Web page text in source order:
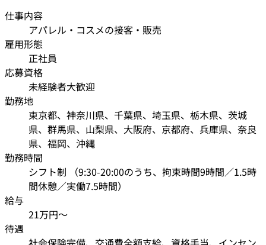
仕事内容
アパレル・コスメの接客・販売
雇用形態
正社員
応募資格
未経験者大歓迎
勤務地
東京都、神奈川県、千葉県、埼玉県、栃木県、茨城
県、群馬県、山梨県、大阪府、京都府、兵庫県、奈良
県、福岡、沖縄
勤務時間
シフト制 （9:30-20:00のうち、拘束時間9時間／1.5時
間休憩／実働7.5時間）
給与
21万円〜
待遇